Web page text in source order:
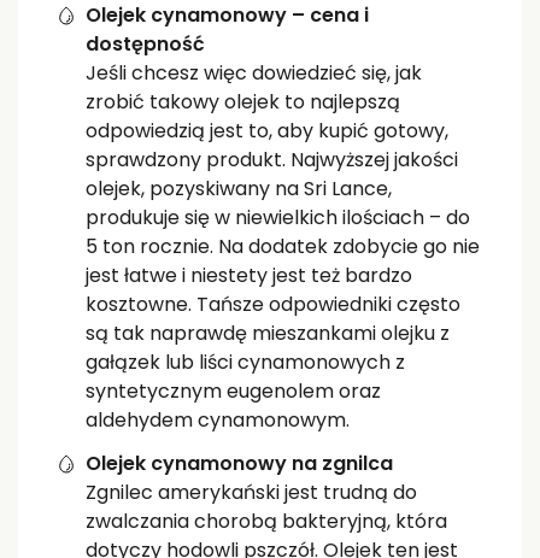
Olejek cynamonowy – cena i
dostępność
Jeśli chcesz więc dowiedzieć się, jak
zrobić takowy olejek to najlepszą
odpowiedzią jest to, aby kupić gotowy,
sprawdzony produkt. Najwyższej jakości
olejek, pozyskiwany na Sri Lance,
produkuje się w niewielkich ilościach – do
5 ton rocznie. Na dodatek zdobycie go nie
jest łatwe i niestety jest też bardzo
kosztowne. Tańsze odpowiedniki często
są tak naprawdę mieszankami olejku z
gałązek lub liści cynamonowych z
syntetycznym eugenolem oraz
aldehydem cynamonowym.
Olejek cynamonowy na zgnilca
Zgnilec amerykański jest trudną do
zwalczania chorobą bakteryjną, która
dotyczy hodowli pszczół. Olejek ten jest